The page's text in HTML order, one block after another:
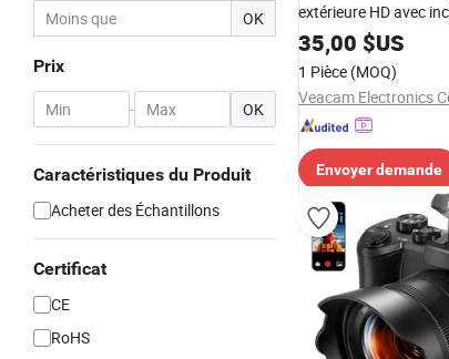
OK
Prix
- OK
Caractéristiques du Produit
Acheter des Échantillons
Certificat
CE
RoHS
extérieure HD avec
panoramique,
détection humaine et
surveillance
automatique, mini
35,00 $US
1 Pièce (MOQ)
Veacam Electronics
Envoyer demande